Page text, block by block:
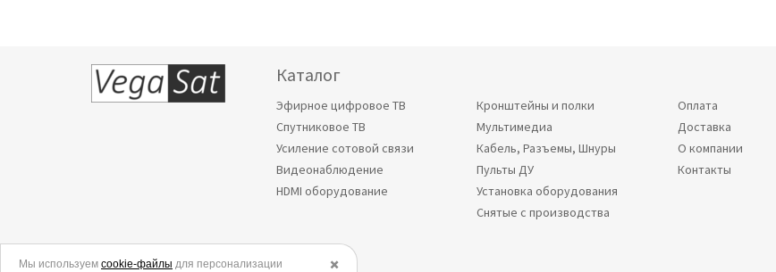
Каталог
Эфирное цифровое ТВ
Спутниковое ТВ
Усиление сотовой связи
Видеонаблюдение
HDMI оборудование
Кронштейны и полки
Мультимедиа
Кабель, Разъемы, Шнуры
Пульты ДУ
Установка оборудования
Снятые с производства
Оплата
Доставка
О компании
Контакты
© 2006-2026. ✖️
Мы используем cookie-файлы для персонализации